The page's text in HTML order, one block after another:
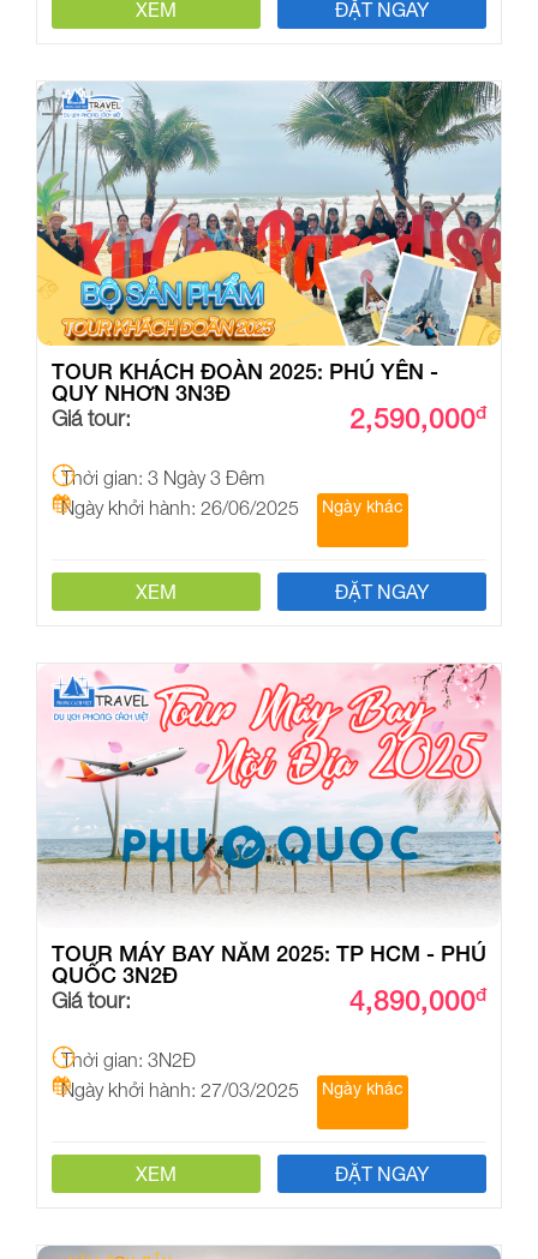
XEM ĐẶT NGAY
TOUR KHÁCH ĐOÀN 2025: PHÚ YÊN -
QUY NHƠN 3N3Đ
Giá tour: 2,590,000đ
Thời gian: 3 Ngày 3 Đêm
Ngày khởi hành: 26/06/2025
Ngày khác
XEM ĐẶT NGAY
TOUR MÁY BAY NĂM 2025: TP HCM - PHÚ
QUỐC 3N2Đ
Giá tour: 4,890,000đ
Thời gian: 3N2Đ
Ngày khởi hành: 27/03/2025
Ngày khác
XEM ĐẶT NGAY